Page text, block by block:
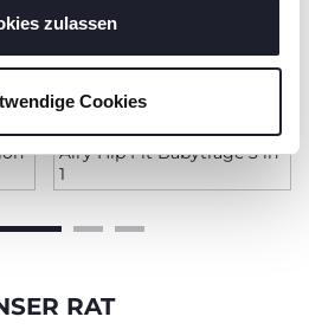
zulassen
Cookies
Airy Hip Fit Babytrage 3 in
1
RAT